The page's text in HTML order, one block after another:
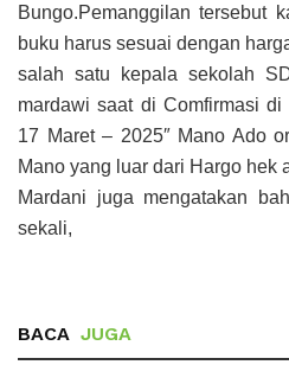
Bungo.Pemanggilan tersebut
buku harus sesuai dengan
salah satu kepala sekolah
mardawi saat di Comfirmasi
17 Maret – 2025″ Mano Ado
Mano yang luar dari Hargo hek
Mardani juga mengatakan
sekali,
BACA JUGA